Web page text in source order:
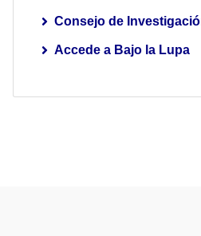
Consejo de
Accede a Bajo la Lupa